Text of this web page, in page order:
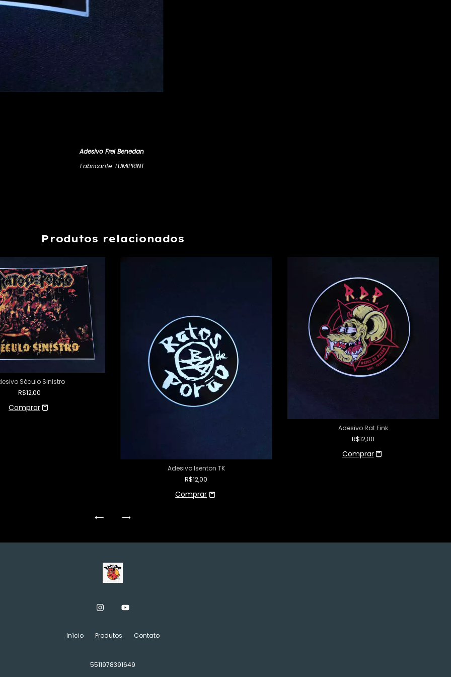
Adesivo Frei Benedan
Fabricante: LUMIPRINT
Produtos relacionados
Século Sinistro
R$12,00
Adesivo Isenton TK
R$12,00
Adesivo Rat Fink
R$12,00
Início Produtos Contato
5511978391649